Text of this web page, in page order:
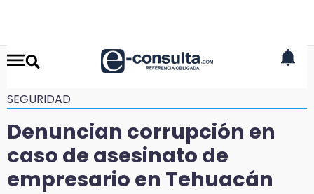
SEGURIDAD
Denuncian corrupción en
caso de asesinato de
empresario en Tehuacán